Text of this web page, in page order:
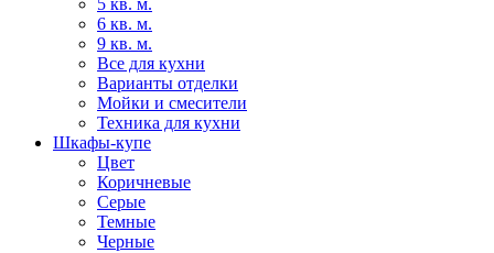
5 кв. м.
6 кв. м.
9 кв. м.
Все для кухни
Варианты отделки
Мойки и смесители
Техника для кухни
Шкафы-купе
Цвет
Коричневые
Серые
Темные
Черные